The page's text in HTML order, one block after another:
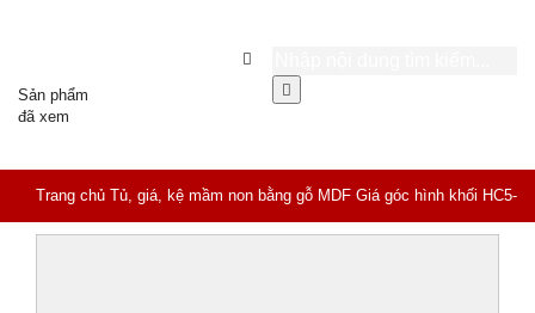
Sản phẩm
đã xem
Trang chủ Tủ, giá, kệ mầm non bằng gỗ MDF Giá góc hình khối HC5-